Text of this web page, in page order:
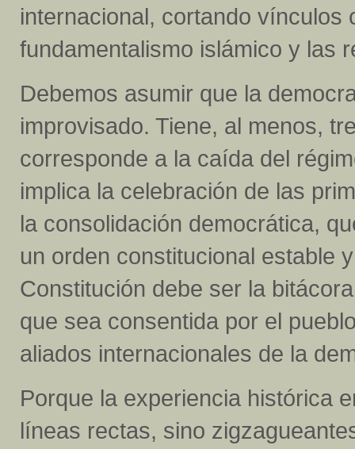
internacional, cortando vínculos
fundamentalismo islámico y las
Debemos asumir que la
improvisado. Tiene, al menos,
corresponde a la caída del
implica la celebración de las
la consolidación democrática,
un orden constitucional estable
Constitución debe ser la
que sea consentida por el
aliados internacionales de la
Porque la experiencia histórica
líneas rectas, sino